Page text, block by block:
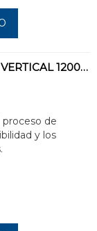
DOSIFICADOR JABÓN VERTICAL 1200ml INOXIDABLE 304 SATINADO
de
y los